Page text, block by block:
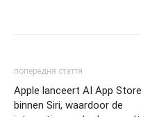
попередня стаття
Apple lanceert AI App Store
binnen Siri, waardoor de